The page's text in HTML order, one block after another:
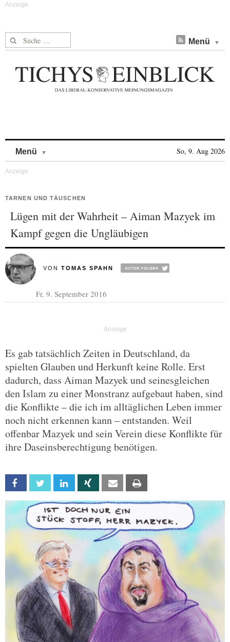
Suche nach: Menü
Menü So, 9. Aug 2026
TARNEN UND TÄUSCHEN
Lügen mit der Wahrheit – Aiman Mazyek im
Kampf gegen die Ungläubigen
VON TOMAS SPAHN
Fr, 9. September 2016
Es gab tatsächlich Zeiten in Deutschland, da
spielten Glauben und Herkunft keine Rolle. Erst
dadurch, dass Aiman Mazyek und seinesgleichen
den Islam zu einer Monstranz aufgebaut haben, sind
die Konflikte – die ich im alltäglichen Leben immer
noch nicht erkennen kann – entstanden. Weil
offenbar Mazyek und sein Verein diese Konflikte für
ihre Daseinsberechtigung benötigen.
Facebook Twitter Linkedin Xing Email